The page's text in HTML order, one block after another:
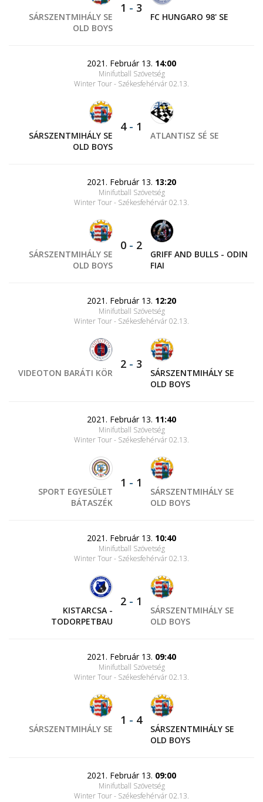
SÁRSZENTMIHÁLY SE
OLD BOYS
1 - 3
FC HUNGARO 98' SE
2021. Február 13. 14:00
Minifutball Szövetség
Winter Tour - Székesfehérvár 02.13.
SÁRSZENTMIHÁLY SE
OLD BOYS
4- 1
ATLANTISZ SÉ SE
2021. Február 13. 13:20
Minifutball Szövetség
Winter Tour - Székesfehérvár 02.13.
SÁRSZENTMIHÁLY SE
OLD BOYS
0 - 2
GRIFF AND BULLS - ODIN
FIAI
2021. Február 13. 12:20
Minifutball Szövetség
Winter Tour - Székesfehérvár 02.13.
VIDEOTON BARÁTI KÖR
2 - 3
SÁRSZENTMIHÁLY SE
OLD BOYS
2021. Február 13. 11:40
Minifutball Szövetség
Winter Tour - Székesfehérvár 02.13.
SPORT EGYESÜLET
BÁTASZÉK
1 - 1
SÁRSZENTMIHÁLY SE
OLD BOYS
2021. Február 13. 10:40
Minifutball Szövetség
Winter Tour - Székesfehérvár 02.13.
KISTARCSA -
TODORPETBAU
2 - 1
SÁRSZENTMIHÁLY SE
OLD BOYS
2021. Február 13. 09:40
Minifutball Szövetség
Winter Tour - Székesfehérvár 02.13.
SÁRSZENTMIHÁLY SE
1 - 4
SÁRSZENTMIHÁLY SE
OLD BOYS
2021. Február 13. 09:00
Minifutball Szövetség
Winter Tour - Székesfehérvár 02.13.